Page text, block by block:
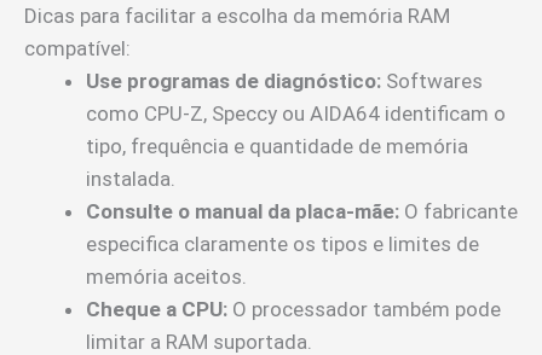
Dicas para facilitar a escolha da memória RAM
compatível:
Use programas de diagnóstico: Softwares
como CPU-Z, Speccy ou AIDA64 identificam o
tipo, frequência e quantidade de memória
instalada.
Consulte o manual da placa-mãe: O fabricante
especifica claramente os tipos e limites de
memória aceitos.
Cheque a CPU: O processador também pode
limitar a RAM suportada.